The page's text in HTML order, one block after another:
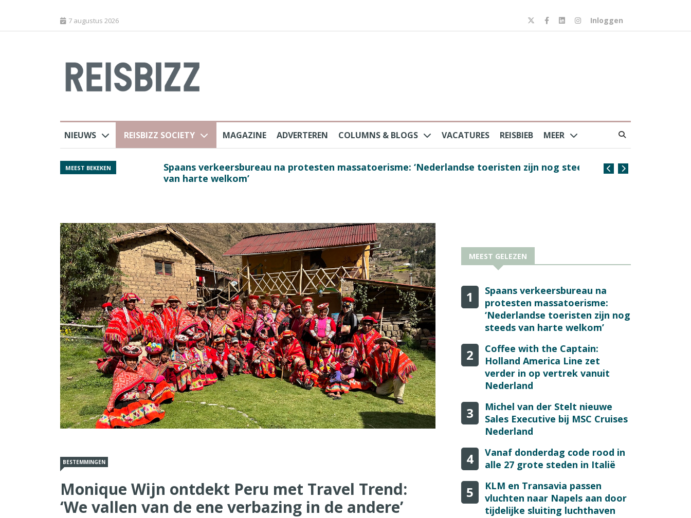
7 augustus 2026 Inloggen
NIEUWS REISBIZZ SOCIETY MAGAZINE ADVERTEREN COLUMNS & BLOGS VACATURES REISBIEB MEER
MEEST BEKEKEN
Spaans verkeersbureau na protesten massatoerisme: ‘Nederlandse toeristen zijn nog steeds
van harte welkom’
Coffee with the
BESTEMMINGEN
Monique Wijn ontdekt Peru met Travel Trend:
‘We vallen van de ene verbazing in de andere’
MEEST GELEZEN
1
Spaans verkeersbureau na
protesten massatoerisme:
‘Nederlandse toeristen zijn nog
steeds van harte welkom’
2
Coffee with the Captain:
Holland America Line zet
verder in op vertrek vanuit
Nederland
3
Michel van der Stelt nieuwe
Sales Executive bij MSC Cruises
Nederland
4
Vanaf donderdag code rood in
alle 27 grote steden in Italië
5
KLM en Transavia passen
vluchten naar Napels aan door
tijdelijke sluiting luchthaven